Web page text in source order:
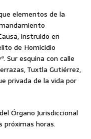
elementos de la
instruido en
de Homicidio
Sur esquina con calle
Tuxtla Gutiérrez,
privada de la vida por
Órgano Jurisdiccional
próximas horas.